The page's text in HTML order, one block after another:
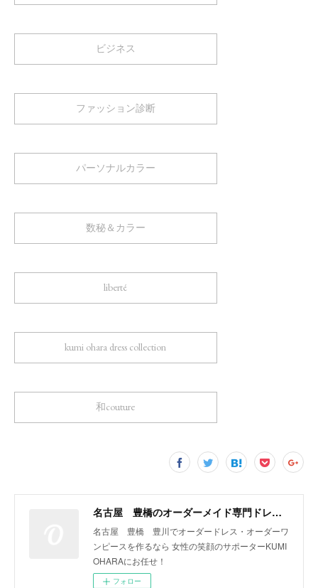
ビジネス
ファッション診断
パーソナルカラー
数秘＆カラー
liberté
kumi ohara dress collection
和couture
名古屋 豊橋のオーダーメイド専門ドレスデザイナー KUMI OHARA
名古屋 豊橋 豊川でオーダードレス・オーダーワ
ンピースを作るなら 女性の笑顔のサポーターKUMI
OHARAにお任せ！
フォロー